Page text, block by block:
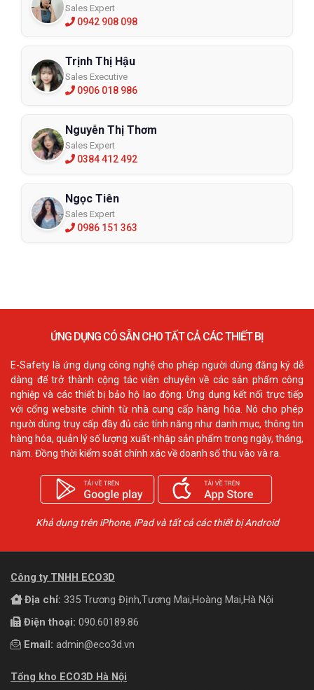
Sales Expert
0942 908 098
Trịnh Thị Hậu
Sales Executive
0906 018 986
Nguyễn Thị Thơm
Sales Expert
0384 412 492
Ngọc Tiên
Sales Expert
0986 151 363
ỨNG DỤNG CÓ SẴN CHO TẤT CẢ CÁC THIẾT BỊ
E-Safety là ứng dụng công nghệ cho phép người dùng đăng ký dễ
dàng để trở thành cộng tác viên chuyên về các sản phẩm công
nghiệp và các thiết bị bảo hộ lao động. Ứng dụng kết nối trực tiếp
với cổng website chính từ nhà cung cấp hàng hóa. Nó cho phép
người dùng truy cấp đầy đủ các tính năng như danh mục, thông tin
hàng hóa, quản lý số lượng xuất-nhập sản phẩm trong ngày, tháng,
năm. Đồng thời kiểm soát chính xác về doanh số thu vào và ra.
Khả dụng trên iPhone, iPad và tất cả các thiết bị Android
Công ty TNHH ECO3D
Địa chỉ: 335 Trương Định,Tương Mai,Hoàng Mai,Hà Nội
Điện thoại: 090.60189.86
Email: admin@eco3d.vn
Tổng kho ECO3D Hà Nội